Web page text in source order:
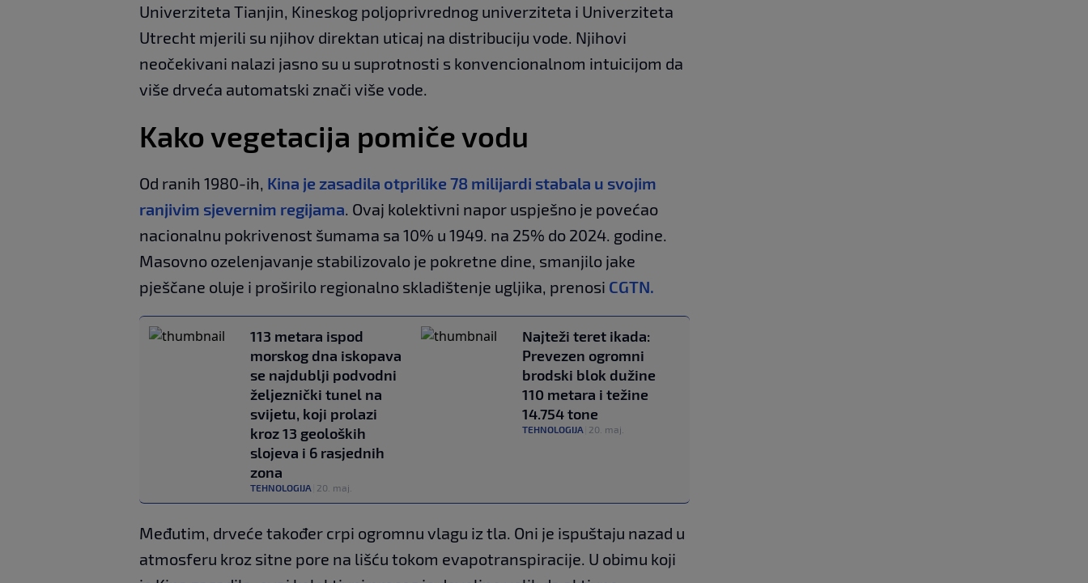
Univerziteta Tianjin, Kineskog poljoprivrednog univerziteta i Univerziteta
Utrecht mjerili su njihov direktan uticaj na distribuciju vode. Njihovi
neočekivani nalazi jasno su u suprotnosti s konvencionalnom intuicijom da
više drveća automatski znači više vode.
Kako vegetacija pomiče vodu
Od ranih 1980-ih, Kina je zasadila otprilike 78 milijardi stabala u svojim
ranjivim sjevernim regijama. Ovaj kolektivni napor uspješno je povećao
nacionalnu pokrivenost šumama sa 10% u 1949. na 25% do 2024. godine.
Masovno ozelenjavanje stabilizovalo je pokretne dine, smanjilo jake
pješčane oluje i proširilo regionalno skladištenje ugljika, prenosi CGTN.
113 metara ispod
morskog dna iskopava
se najdublji podvodni
željeznički tunel na
svijetu, koji prolazi
kroz 13 geoloških
slojeva i 6 rasjednih
zona
TEHNOLOGIJA 20. maj.
Najteži teret ikada:
Prevezen ogromni
brodski blok dužine
110 metara i težine
14.754 tone
TEHNOLOGIJA 20. maj.
Međutim, drveće također crpi ogromnu vlagu iz tla. Oni je ispuštaju nazad u
atmosferu kroz sitne pore na lišću tokom evapotranspiracije. U obimu koji